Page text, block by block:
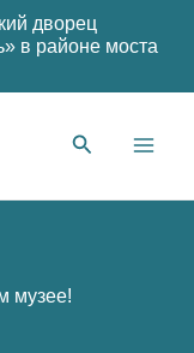
дворец
в районе моста
музее!